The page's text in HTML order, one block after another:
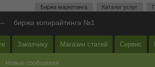
Биржа маркетинга Каталог услуг
биржа копирайтинга №1
Заказчику Магазин статей Сервис
Новые сообщения